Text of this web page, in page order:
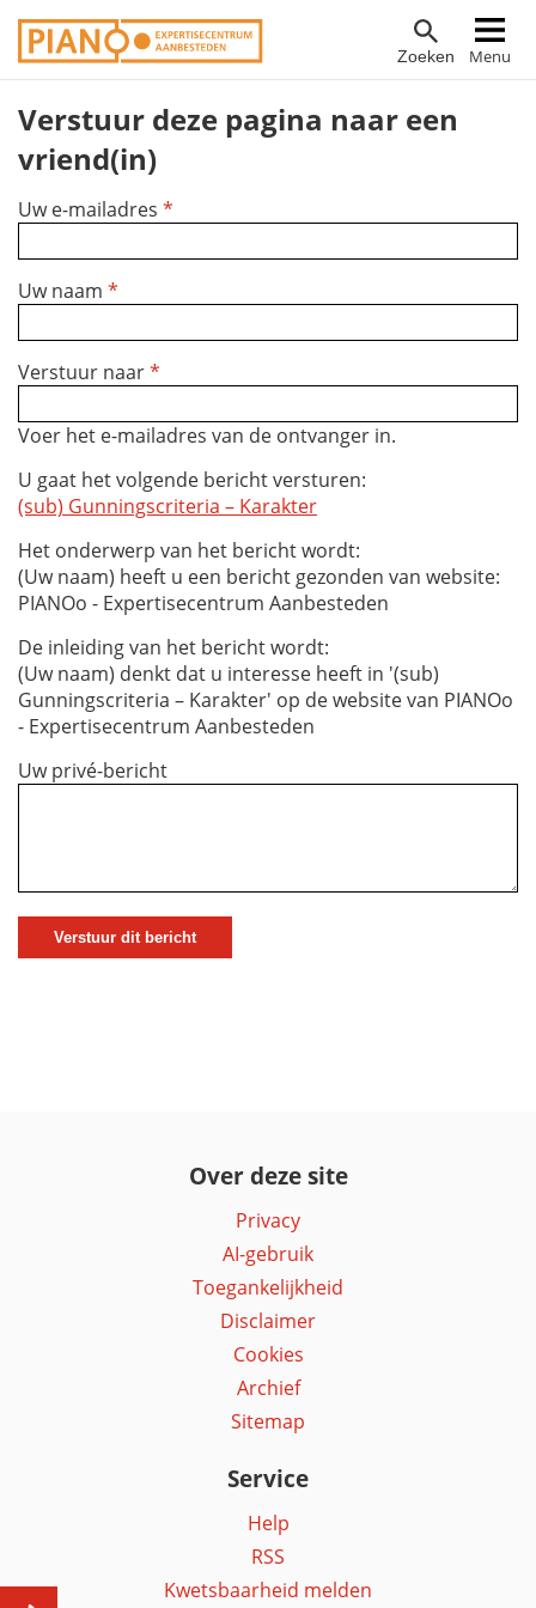
Overslaan
en
de
inhoud
gaan
Zoeken Menu
Hoofdnavigatie
Verstuur deze pagina naar een
vriend(in)
Uw e-mailadres *
Uw naam *
Verstuur naar*
Voer het e-mailadres van de ontvanger in.
U gaat het volgende bericht versturen:
(sub) Gunningscriteria – Karakter
Het onderwerp van het bericht wordt:
(Uw naam) heeft u een bericht gezonden van website:
PIANOo - Expertisecentrum Aanbesteden
De inleiding van het bericht wordt:
(Uw naam) denkt dat u interesse heeft in '(sub)
Gunningscriteria – Karakter' op de website van PIANOo
- Expertisecentrum Aanbesteden
Uw privé-bericht
Over deze site
Privacy
AI-gebruik
Toegankelijkheid
Disclaimer
Cookies
Archief
Sitemap
Service
Help
RSS
Kwetsbaarheid melden